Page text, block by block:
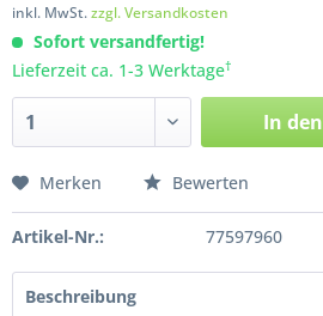
inkl. MwSt.zzgl. Versandkosten
Sofort versandfertig!
Lieferzeit ca. 1-3 Werktage†
In den
Merken Bewerten
Artikel-Nr.: 77597960
Beschreibung